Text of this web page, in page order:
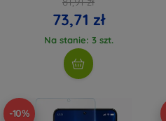
73,71 zł
Na stanie: 3 szt.
-10%